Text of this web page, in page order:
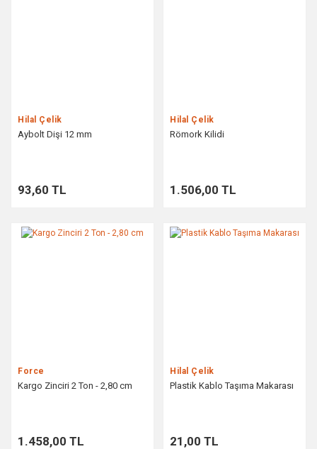
Hilal Çelik
Aybolt Dişi 12 mm
93,60 TL
Hilal Çelik
Römork Kilidi
1.506,00 TL
Force
Kargo Zinciri 2 Ton - 2,80 cm
1.458,00 TL
Hilal Çelik
Plastik Kablo Taşıma Makarası
21,00 TL